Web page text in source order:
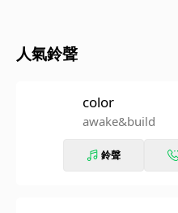
人氣鈴聲
color
awake&build
鈴聲